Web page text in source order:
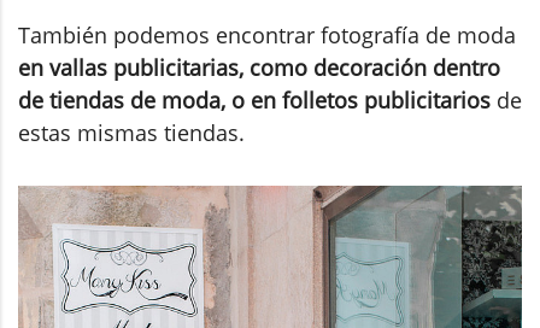
También podemos encontrar fotografía de moda
en vallas publicitarias, como decoración dentro
de tiendas de moda, o en folletos publicitarios de
estas mismas tiendas.